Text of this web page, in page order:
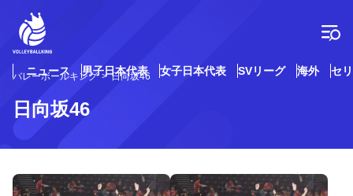
テ
ツ
プ
ニュース 男子日本代表 女子日本代表 SVリーグ 海外 セ
バレーボールキング 日向坂46
日向坂46